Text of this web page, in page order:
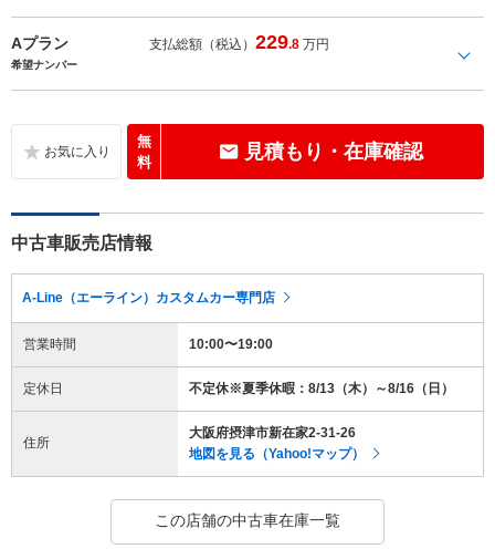
Aプラン 支払総額（税込）229.8 万円
希望ナンバー
無
料
見積もり・在庫確認
中古車販売店情報
A-Line（エーライン）カスタムカー専門店
営業時間 10:00〜19:00
定休日 不定休※夏季休暇：8/13（木）～8/16（日）
住所
大阪府摂津市新在家2-31-26
地図を見る（Yahoo!マップ）
この店舗の中古車在庫一覧